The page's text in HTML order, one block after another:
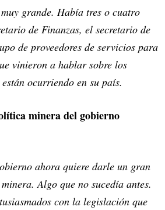
grande. Había tres o cuatro
de Finanzas, el secretario de
de proveedores de servicios para
vinieron a hablar sobre los
ocurriendo en su país.
minera del gobierno
ahora quiere darle un gran
Algo que no sucedía antes.
con la legislación que